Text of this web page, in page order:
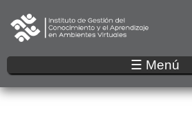
al
contenido
principal
☰ Menú